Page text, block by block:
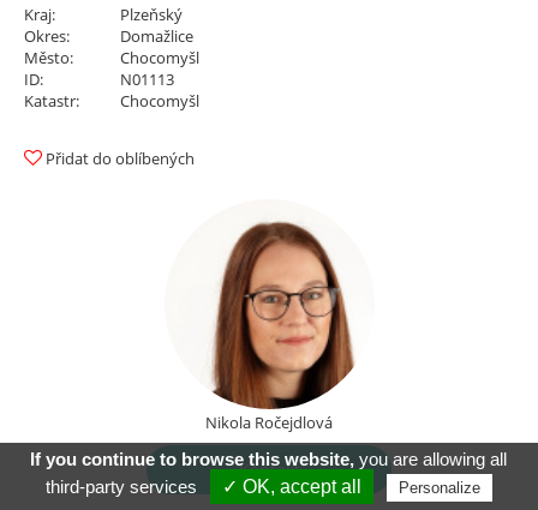
Kraj:
Plzeňský
Okres:
Domažlice
Město:
Chocomyšl
ID:
N01113
Katastr:
Chocomyšl
Přidat do oblíbených
Nikola Ročejdlová
Kontakt
If you continue to browse this website, you are allowing all
third-party services
✓ OK, accept all Personalize